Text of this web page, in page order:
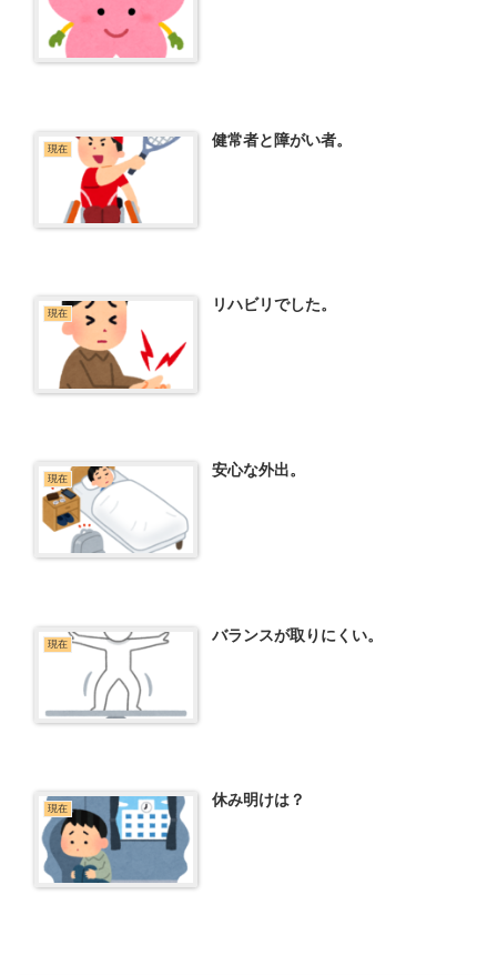
現在 健常者と障がい者。
現在 リハビリでした。
現在 安心な外出。
現在 バランスが取りにくい。
現在 休み明けは？